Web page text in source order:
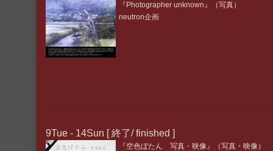
『Photographer unknown』（写真）
neutron企画
9Tue - 14Sun [ 終了/ finished ]
『空色ぼたん 写真・映像』（写真・映像）